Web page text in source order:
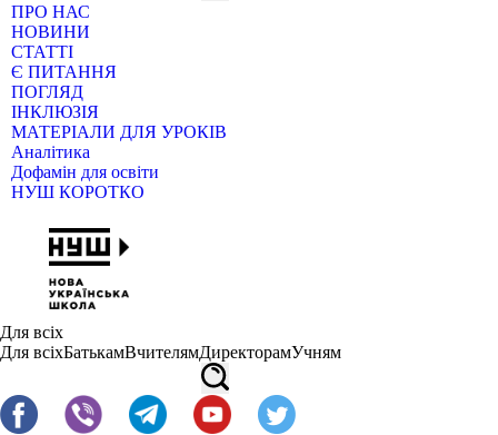
ПРО НАС
НОВИНИ
СТАТТІ
Є ПИТАННЯ
ПОГЛЯД
ІНКЛЮЗІЯ
МАТЕРІАЛИ ДЛЯ УРОКІВ
Аналітика
Дофамін для освіти
НУШ КОРОТКО
Для всіх
Для всіхБатькамВчителямДиректорамУчням